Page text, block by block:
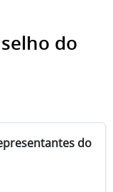
do
do